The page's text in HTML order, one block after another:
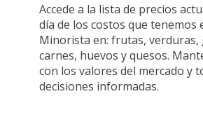
Accede a la lista de precios
día de los costos que tenemos
Minorista en: frutas, verduras,
carnes, huevos y quesos.
con los valores del mercado y
decisiones informadas.